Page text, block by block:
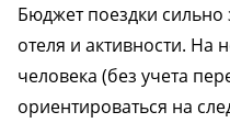
Бюджет поездки сильно
отеля и активности. На
человека (без учета
ориентироваться на